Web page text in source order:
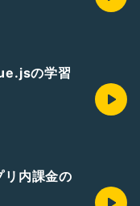
の学習
リ内課金の